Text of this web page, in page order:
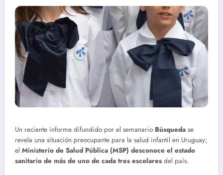
Un reciente informe difundido por el semanario Búsqueda se
revela una situación preocupante para la salud infantil en Uruguay;
el Ministerio de Salud Pública (MSP) desconoce el estado
sanitario de más de uno de cada tres escolares del país.